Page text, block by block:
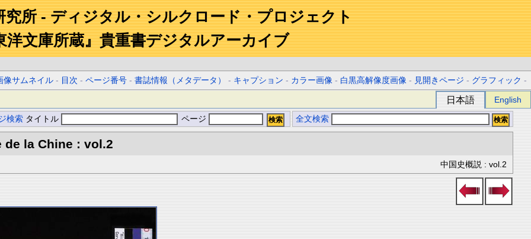
究所 - ディジタル・シルクロード・プロジェクト
洋文庫所蔵』貴重書デジタルアーカイブ
像サムネイル - 目次 -ページ番号 -書誌情報（メタデータ） - キャプション - カラー画像 - 白黒高解像度画像 - 見開きページ - グラフィック -
日本語 English
検索 タイトル ページ 全文検索
de la Chine : vol.2
中国史概説 : vol.2